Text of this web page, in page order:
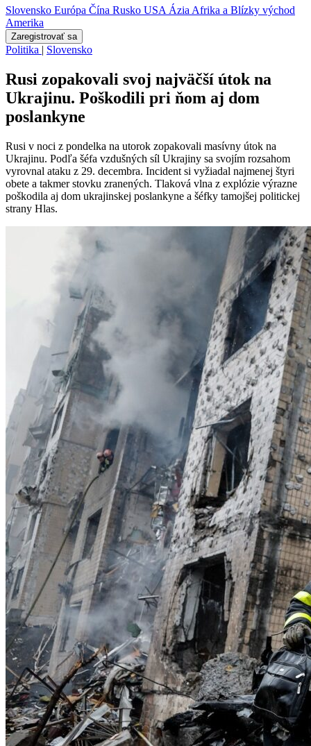
Slovensko Európa Čína Rusko USA ÁziaAfrika a Blízky východ
Amerika
Zaregistrovať sa
Politika | Slovensko
Rusi zopakovali svoj najväčší útok na
Ukrajinu. Poškodili pri ňom aj dom
poslankyne
Rusi v noci z pondelka na utorok zopakovali masívny útok na
Ukrajinu. Podľa šéfa vzdušných síl Ukrajiny sa svojím rozsahom
vyrovnal ataku z 29. decembra. Incident si vyžiadal najmenej štyri
obete a takmer stovku zranených. Tlaková vlna z explózie výrazne
poškodila aj dom ukrajinskej poslankyne a šéfky tamojšej politickej
strany Hlas.